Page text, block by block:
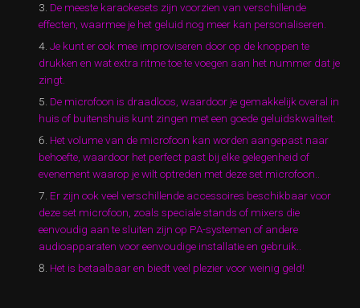
De meeste karaokesets zijn voorzien van verschillende
effecten, waarmee je het geluid nog meer kan personaliseren.
Je kunt er ook mee improviseren door op de knoppen te
drukken en wat extra ritme toe te voegen aan het nummer dat je
zingt.
De microfoon is draadloos, waardoor je gemakkelijk overal in
huis of buitenshuis kunt zingen met een goede geluidskwaliteit.
Het volume van de microfoon kan worden aangepast naar
behoefte, waardoor het perfect past bij elke gelegenheid of
evenement waarop je wilt optreden met deze set microfoon..
Er zijn ook veel verschillende accessoires beschikbaar voor
deze set microfoon, zoals speciale stands of mixers die
eenvoudig aan te sluiten zijn op PA-systemen of andere
audioapparaten voor eenvoudige installatie en gebruik..
Het is betaalbaar en biedt veel plezier voor weinig geld!